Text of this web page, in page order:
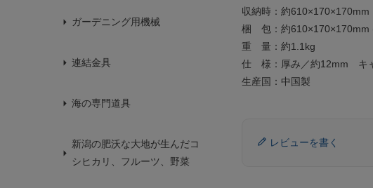
ガーデニング用機械
連結金具
海の専門道具
新潟の肥沃な大地が生んだコ
シヒカリ、フルーツ、野菜
収納時：約610×170×170mm
梱 包：約610×170×170mm
重 量：約1.1kg
仕 様：厚み／約12mm キ
生産国：中国製
レビューを書く